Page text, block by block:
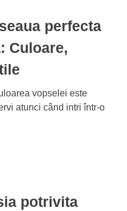
perfecta
Culoare,
vopselei este
atunci când intri într-o
potrivita